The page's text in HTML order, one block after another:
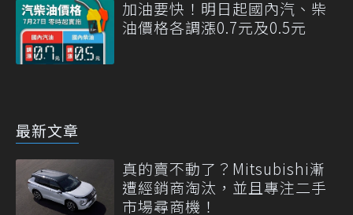
加油要快！明日起國內汽、柴
油價格各調漲0.7元及0.5元
最新文章
真的賣不動了？Mitsubishi漸
遭經銷商淘汰，並且專注二手
市場尋商機！